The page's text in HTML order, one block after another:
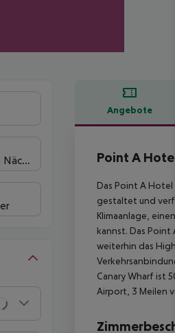
Angebote
Point A
Das Point A
gestaltet und
Klimaanlage,
kannst. Das
weiterhin das
Canary Wharf ist
Airport, 3 Meilen